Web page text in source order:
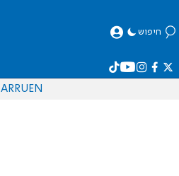
חיפוש
EN
RU
AR